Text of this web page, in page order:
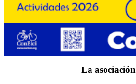
La asociación